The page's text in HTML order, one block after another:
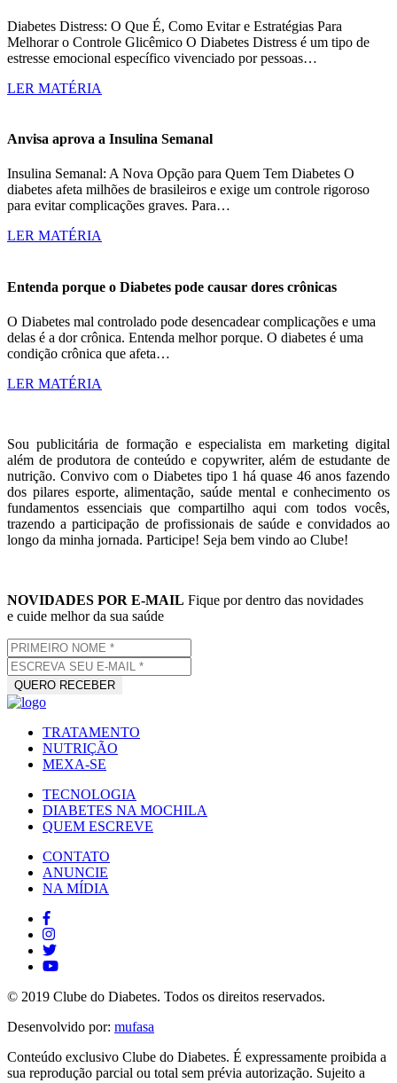
Diabetes Distress: O Que É, Como Evitar e Estratégias Para
Melhorar o Controle Glicêmico O Diabetes Distress é um tipo de
estresse emocional específico vivenciado por pessoas…
LER MATÉRIA
Anvisa aprova a Insulina Semanal
Insulina Semanal: A Nova Opção para Quem Tem Diabetes O
diabetes afeta milhões de brasileiros e exige um controle rigoroso
para evitar complicações graves. Para…
LER MATÉRIA
Entenda porque o Diabetes pode causar dores crônicas
O Diabetes mal controlado pode desencadear complicações e uma
delas é a dor crônica. Entenda melhor porque. O diabetes é uma
condição crônica que afeta…
LER MATÉRIA
Sou publicitária de formação e especialista em marketing digital
além de produtora de conteúdo e copywriter, além de estudante de
nutrição. Convivo com o Diabetes tipo 1 há quase 46 anos fazendo
dos pilares esporte, alimentação, saúde mental e conhecimento os
fundamentos essenciais que compartilho aqui com todos vocês,
trazendo a participação de profissionais de saúde e convidados ao
longo da minha jornada. Participe! Seja bem vindo ao Clube!
NOVIDADES POR E-MAIL Fique por dentro das novidades
e cuide melhor da sua saúde
TRATAMENTO
NUTRIÇÃO
MEXA-SE
TECNOLOGIA
DIABETES NA MOCHILA
QUEM ESCREVE
CONTATO
ANUNCIE
NA MÍDIA
© 2019 Clube do Diabetes. Todos os direitos reservados.
Desenvolvido por: mufasa
Conteúdo exclusivo Clube do Diabetes. É expressamente proibida a
sua reprodução parcial ou total sem prévia autorização. Sujeito a